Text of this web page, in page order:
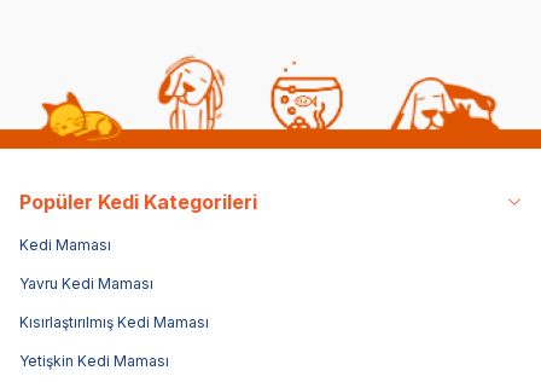
Popüler Kedi Kategorileri
Kedi Maması
Yavru Kedi Maması
Kısırlaştırılmış Kedi Maması
Yetişkin Kedi Maması